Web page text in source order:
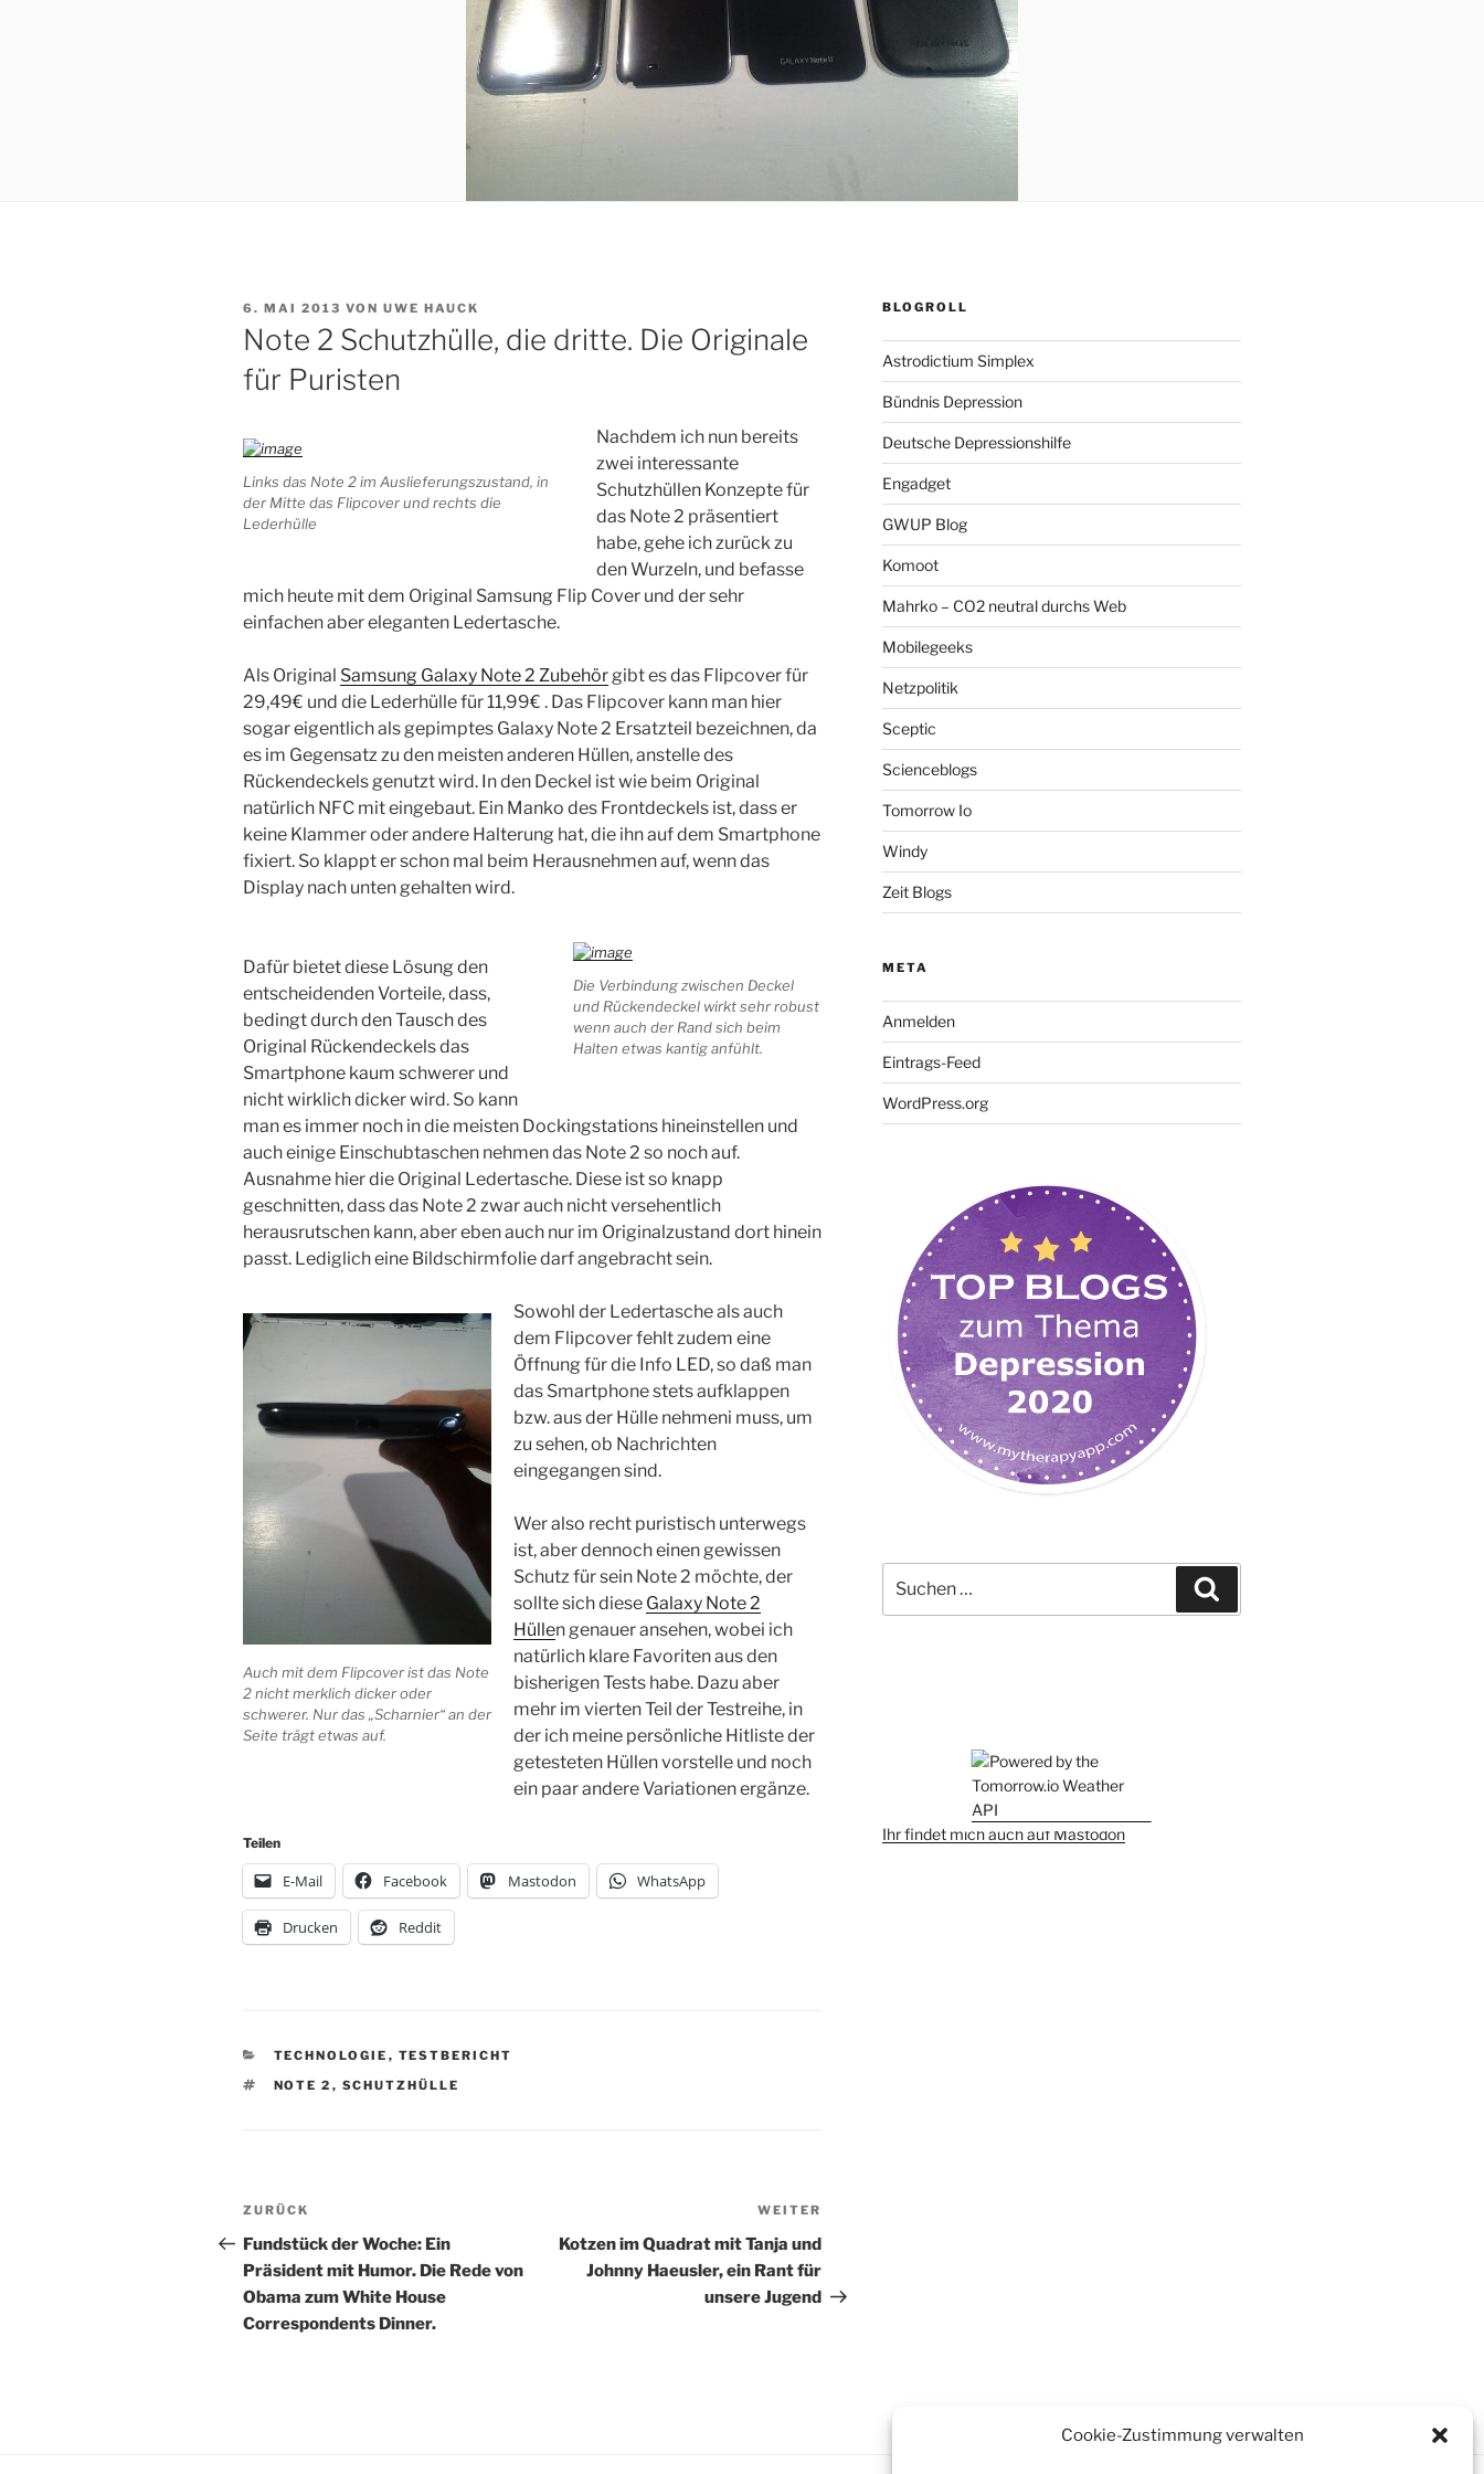
Cookie-Zustimmung verwalten
VERÖFFENTLICHT
AM
6. MAI 2013 VON UWE HAUCK
Note 2 Schutzhülle, die dritte. Die Originale
für Puristen
Links das Note 2 im Auslieferungszustand, in
der Mitte das Flipcover und rechts die
Lederhülle
Nachdem ich nun bereits
zwei interessante
Schutzhüllen Konzepte für
das Note 2 präsentiert
habe, gehe ich zurück zu
den Wurzeln, und befasse
mich heute mit dem Original Samsung Flip Cover und der sehr
einfachen aber eleganten Ledertasche.
Als Original Samsung Galaxy Note 2 Zubehörgibt es das Flipcover für
29,49€ und die Lederhülle für 11,99€ . Das Flipcover kann man hier
sogar eigentlich als gepimptes Galaxy Note 2 Ersatzteil bezeichnen, da
es im Gegensatz zu den meisten anderen Hüllen, anstelle des
Rückendeckels genutzt wird. In den Deckel ist wie beim Original
natürlich NFC mit eingebaut. Ein Manko des Frontdeckels ist, dass er
keine Klammer oder andere Halterung hat, die ihn auf dem Smartphone
fixiert. So klappt er schon mal beim Herausnehmen auf, wenn das
Display nach unten gehalten wird.
Die Verbindung zwischen Deckel
und Rückendeckel wirkt sehr robust
wenn auch der Rand sich beim
Halten etwas kantig anfühlt.
Dafür bietet diese Lösung den
entscheidenden Vorteile, dass,
bedingt durch den Tausch des
Original Rückendeckels das
Smartphone kaum schwerer und
nicht wirklich dicker wird. So kann
man es immer noch in die meisten Dockingstations hineinstellen und
auch einige Einschubtaschen nehmen das Note 2 so noch auf.
Ausnahme hier die Original Ledertasche. Diese ist so knapp
geschnitten, dass das Note 2 zwar auch nicht versehentlich
herausrutschen kann, aber eben auch nur im Originalzustand dort hinein
passt. Lediglich eine Bildschirmfolie darf angebracht sein.
Auch mit dem Flipcover ist das Note
2 nicht merklich dicker oder
schwerer. Nur das „Scharnier“ an der
Seite trägt etwas auf.
Sowohl der Ledertasche als auch
dem Flipcover fehlt zudem eine
Öffnung für die Info LED, so daß man
das Smartphone stets aufklappen
bzw. aus der Hülle nehmeni muss, um
zu sehen, ob Nachrichten
eingegangen sind.
Wer also recht puristisch unterwegs
ist, aber dennoch einen gewissen
Schutz für sein Note 2 möchte, der
sollte sich diese Galaxy Note 2
Hüllen genauer ansehen, wobei ich
natürlich klare Favoriten aus den
bisherigen Tests habe. Dazu aber
mehr im vierten Teil der Testreihe, in
der ich meine persönliche Hitliste der
getesteten Hüllen vorstelle und noch
ein paar andere Variationen ergänze.
Teilen
E-Mail Facebook Mastodon WhatsApp
Drucken Reddit
KATEGORIEN
TECHNOLOGIE , TESTBERICHT
SCHLAGWÖRTER
NOTE 2 , SCHUTZHÜLLE
Beitragsnavigation
Vorheriger
Beitrag
ZURÜCK
Fundstück der Woche: Ein
Präsident mit Humor. Die Rede von
Obama zum White House
Correspondents Dinner.
Beitrag
WEITER
Kotzen im Quadrat mit Tanja und
Johnny Haeusler, ein Rant für
unsere Jugend
BLOGROLL
Astrodictium Simplex
Bündnis Depression
Deutsche Depressionshilfe
Engadget
GWUP Blog
Komoot
Mahrko – CO2 neutral durchs Web
Mobilegeeks
Netzpolitik
Sceptic
Scienceblogs
Tomorrow Io
Windy
Zeit Blogs
META
Anmelden
Eintrags-Feed
WordPress.org
nach:
Ihr findet mich auch auf Mastodon